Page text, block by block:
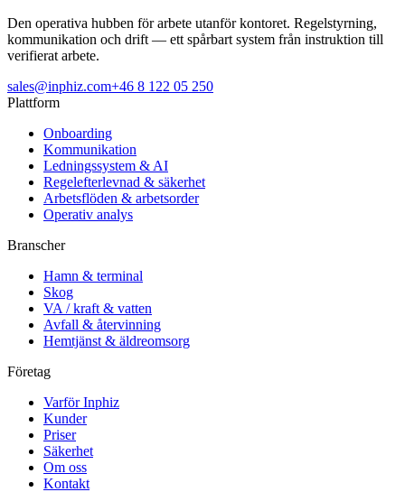
Den operativa hubben för arbete utanför kontoret. Regelstyrning,
kommunikation och drift — ett spårbart system från instruktion till
verifierat arbete.
sales@inphiz.com+46 8 122 05 250
Plattform
Onboarding
Kommunikation
Ledningssystem & AI
Regelefterlevnad & säkerhet
Arbetsflöden & arbetsorder
Operativ analys
Branscher
Hamn & terminal
Skog
VA / kraft & vatten
Avfall & återvinning
Hemtjänst & äldreomsorg
Företag
Varför Inphiz
Kunder
Priser
Säkerhet
Om oss
Kontakt